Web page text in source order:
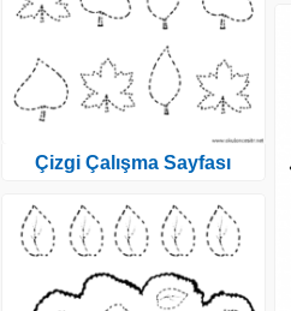
Çizgi Çalışma Sayfası